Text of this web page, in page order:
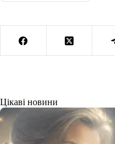
Цікаві новини